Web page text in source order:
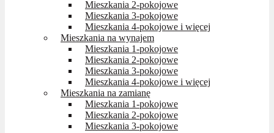
Mieszkania 2-pokojowe
Mieszkania 3-pokojowe
Mieszkania 4-pokojowe i więcej
Mieszkania na wynajem
Mieszkania 1-pokojowe
Mieszkania 2-pokojowe
Mieszkania 3-pokojowe
Mieszkania 4-pokojowe i więcej
Mieszkania na zamianę
Mieszkania 1-pokojowe
Mieszkania 2-pokojowe
Mieszkania 3-pokojowe